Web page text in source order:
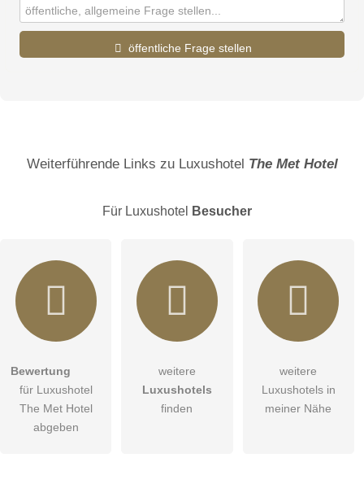
öffentliche Frage stellen
E-Mail-Adresse (wird nicht veröffentlicht)
Hiermit akzeptiere ich dieAGB
DieDatenschutzerklärung habe ich zur Kenntnis genommen.
Weiterführende Links zu Luxushotel The Met Hotel
Für Luxushotel Besucher
Bewertung
für Luxushotel
The Met Hotel
abgeben
weitere
Luxushotels
finden
weitere
Luxushotels in
meiner Nähe